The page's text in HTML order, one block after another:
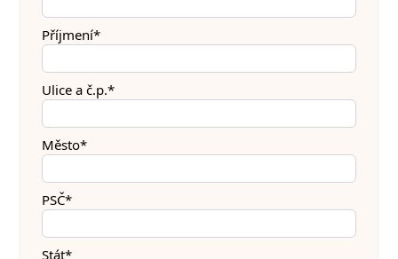
Příjmení*
Ulice a č.p.*
Město*
PSČ*
Stát*